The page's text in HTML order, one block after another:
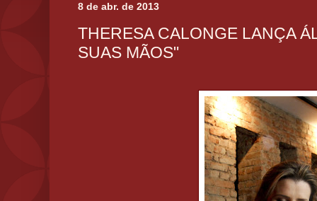
8 de abr. de 2013
THERESA CALONGE LANÇA
SUAS MÃOS"